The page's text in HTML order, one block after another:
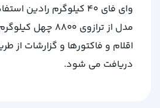
وای فای ۴۰ کیلوگرم
مدل از ترازوی ۸۸۰۰
اقلام و فاکتورها و گزارشات از
دریافت می شود.